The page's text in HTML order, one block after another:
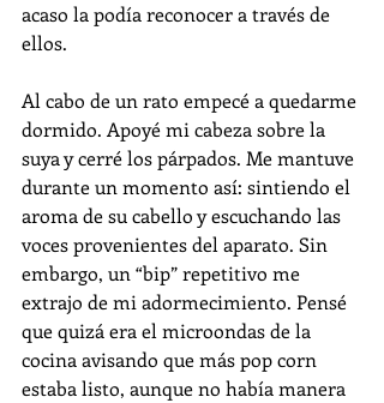
acaso la podía reconocer a través de
ellos.
Al cabo de un rato empecé a quedarme
dormido. Apoyé mi cabeza sobre la
suya y cerré los párpados. Me mantuve
durante un momento así: sintiendo el
aroma de su cabello y escuchando las
voces provenientes del aparato. Sin
embargo, un “bip” repetitivo me
extrajo de mi adormecimiento. Pensé
que quizá era el microondas de la
cocina avisando que más pop corn
estaba listo, aunque no había manera